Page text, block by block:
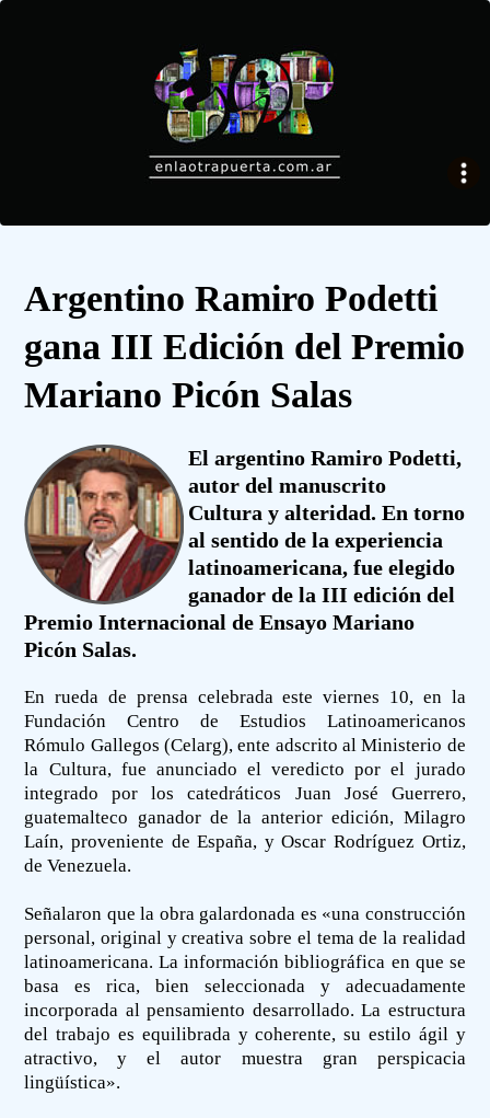
Argentino Ramiro Podetti
gana III Edición del Premio
Mariano Picón Salas
El argentino Ramiro Podetti,
autor del manuscrito
Cultura y alteridad. En torno
al sentido de la experiencia
latinoamericana, fue elegido
ganador de la III edición del
Premio Internacional de Ensayo Mariano
Picón Salas.
En rueda de prensa celebrada este viernes 10, en la
Fundación Centro de Estudios Latinoamericanos
Rómulo Gallegos (Celarg), ente adscrito al Ministerio de
la Cultura, fue anunciado el veredicto por el jurado
integrado por los catedráticos Juan José Guerrero,
guatemalteco ganador de la anterior edición, Milagro
Laín, proveniente de España, y Oscar Rodríguez Ortiz,
de Venezuela.
Señalaron que la obra galardonada es «una construcción
personal, original y creativa sobre el tema de la realidad
latinoamericana. La información bibliográfica en que se
basa es rica, bien seleccionada y adecuadamente
incorporada al pensamiento desarrollado. La estructura
del trabajo es equilibrada y coherente, su estilo ágil y
atractivo, y el autor muestra gran perspicacia
lingüística».